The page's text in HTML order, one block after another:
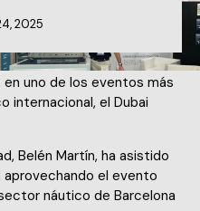
2025
uno de los eventos más
internacional, el Dubai
Belén Martín, ha asistido
el evento
náutico de Barcelona